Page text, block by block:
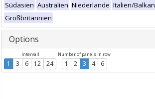
Südasien Australien Niederlande Italien/Balkan
Großbritannien
Options
Intervall
1 3 6 12 24
Number of panels in row
1 2 3 4 6